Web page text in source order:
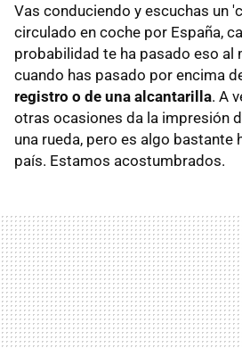
Vas conduciendo y escuchas un
circulado en coche por España,
probabilidad te ha pasado eso al
cuando has pasado por encima
registro o de una alcantarilla. A
otras ocasiones da la impresión
una rueda, pero es algo bastante
país. Estamos acostumbrados.